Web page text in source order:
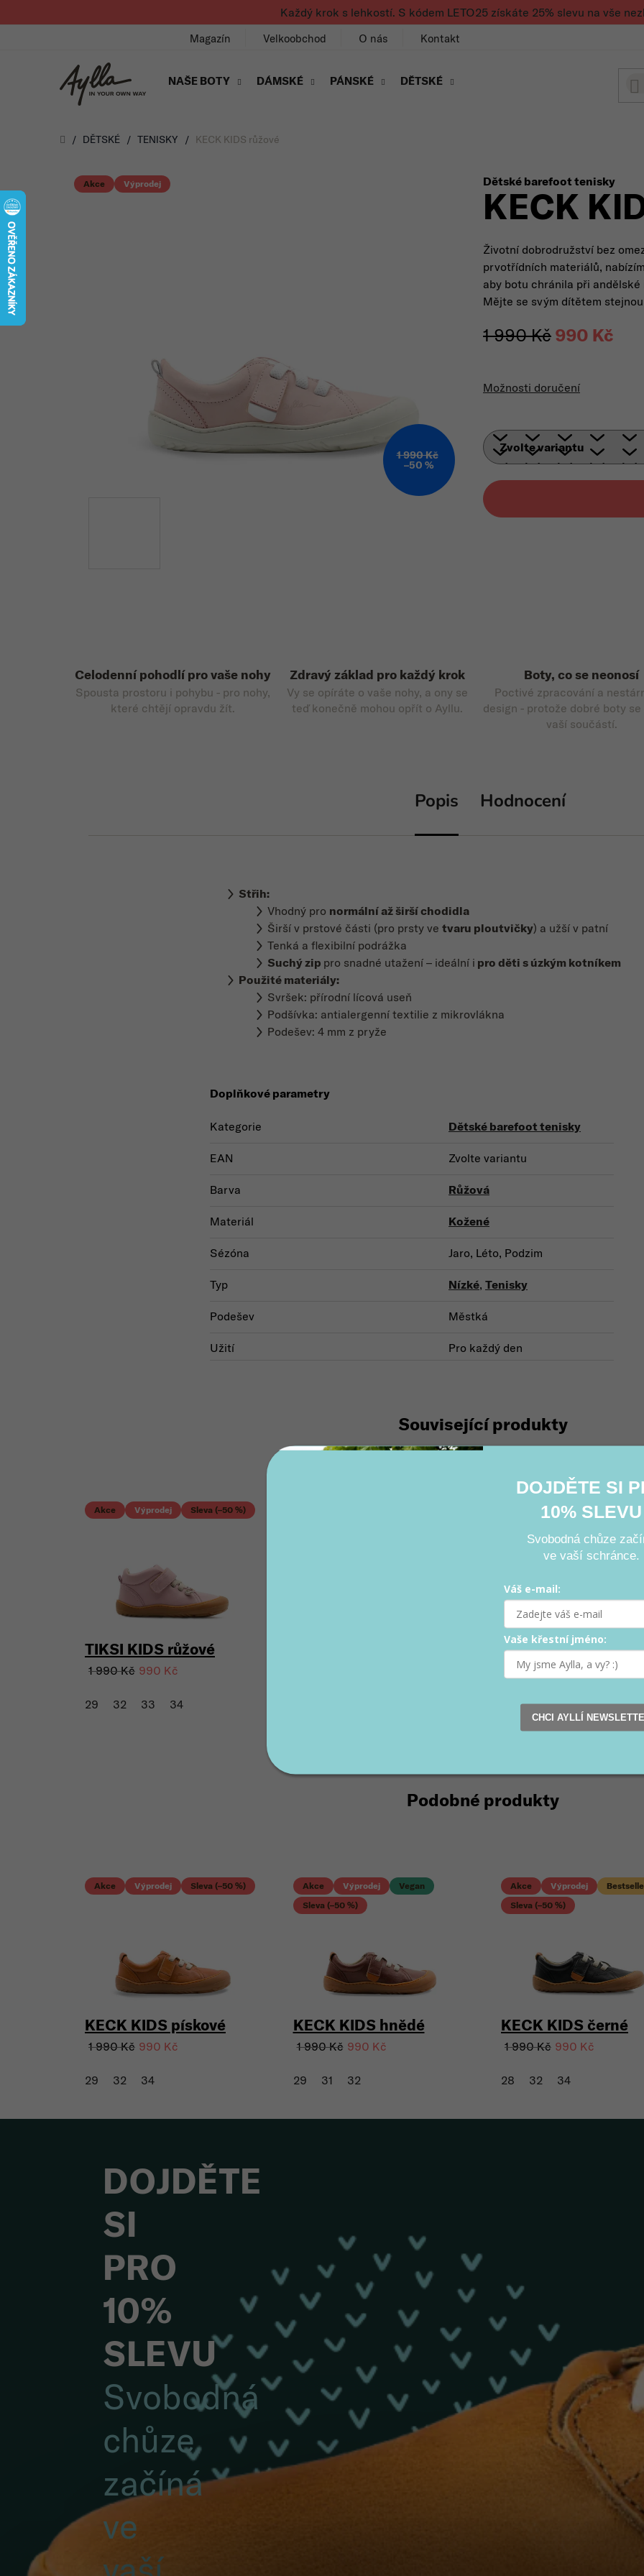
Každý krok s lehkostí. S kódem LETO25 získáte 25% slevu na vše
Magazín Velkoobchod O nás Kontakt
NAŠE BOTY DÁMSKÉ PÁNSKÉ DĚTSKÉ
Úvod
/ DĚTSKÉ / TENISKY / KECK KIDS růžové
Dětské barefoot tenisky
KECK
Životní dobrodružství bez
prvotřídních materiálů,
aby botu chránila při
Mějte se svým dítětem
1 990 Kč 990 Kč
Možnosti doručení
Akce Výprodej
1 990 Kč
–50 %
Celodenní pohodlí pro vaše nohy
Spousta prostoru i pohybu - pro nohy,
které chtějí opravdu žít.
Zdravý základ pro každý krok
Vy se opíráte o vaše nohy, a ony se
teď konečně mohou opřít o Ayllu.
Boty, co se neonosí
Poctivé zpracování a
design - protože dobré boty
vaší součástí.
Popis Hodnocení
Střih:
Vhodný pro normální až širší chodidla
Širší v prstové části (pro prsty ve tvaru ploutvičky) a užší v patní
Tenká a flexibilní podrážka
Suchý zip pro snadné utažení – ideální i pro děti s úzkým kotníkem
Použité materiály:
Svršek: přírodní lícová useň
Podšívka: antialergenní textilie z mikrovlákna
Podešev: 4 mm z pryže
Doplňkové parametry
Kategorie Dětské barefoot tenisky
EAN Zvolte variantu
Barva Růžová
Materiál Kožené
Sézóna Jaro, Léto, Podzim
Typ Nízké, Tenisky
Podešev Městká
Užití Pro každý den
Související produkty
Akce Výprodej Sleva (–50 %)
TIKSI KIDS růžové
1 990 Kč 990 Kč
29 32 33 34
Podobné produkty
Akce Výprodej Sleva (–50 %)
KECK KIDS pískové
1 990 Kč 990 Kč
29 32 34
Akce Výprodej
Vegan
Sleva (–50 %)
KECK KIDS hnědé
1 990 Kč 990 Kč
29 31 32
Akce Výprodej
Sleva (–50 %)
KECK KIDS černé
1 990 Kč 990 Kč
28 32 34
DOJDĚTE
SI
PRO
10%
SLEVU
Svobodná
chůze
začíná
ve
DOJDĚTE SI
10% SLEVU
Svobodná chůze
ve vaší schránce.
Váš e-mail:
Vaše křestní jméno:
CHCI AYLLÍ